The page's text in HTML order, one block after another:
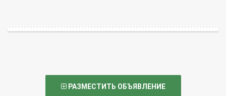
РАЗМЕСТИТЬ ОБЪЯВЛЕНИЕ